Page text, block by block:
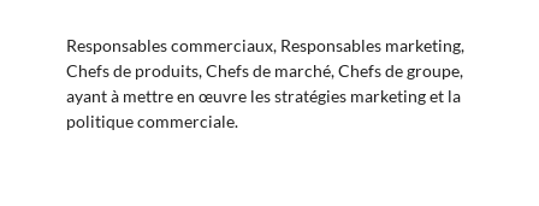
Responsables commerciaux, Responsables marketing,
Chefs de produits, Chefs de marché, Chefs de groupe,
ayant à mettre en œuvre les stratégies marketing et la
politique commerciale.